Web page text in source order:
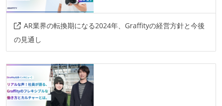
AR業界の転換期になる2024年、Graffityの経営方針と今後
の見通し